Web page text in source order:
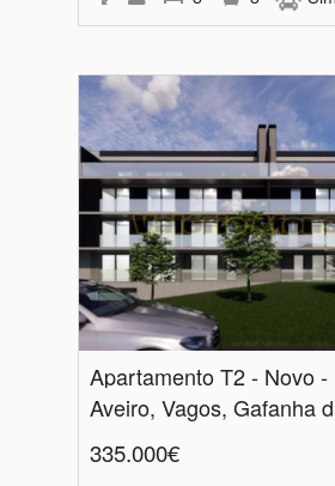
Aveiro, Vagos, Gafanha
335.000€